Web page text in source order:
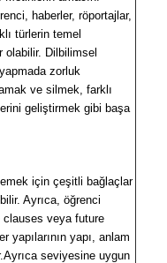
haberler, röportajlar,
türlerin temel
olabilir. Dilbilimsel
zorluk
ve silmek, farklı
geliştirmek gibi başa
için çeşitli bağlaçlar
Ayrıca, öğrenci
veya future
yapılarının yapı, anlam
seviyesine uygun